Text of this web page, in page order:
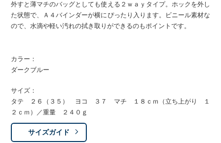
外すと薄マチのバッグとしても使える２ｗａｙタイプ。ホックを外し
た状態で、Ａ４バインダーが横にぴったり入ります。ビニール素材な
ので、水滴や軽い汚れの拭き取りができるのもポイントです。
カラー：
ダークブルー
サイズ：
タテ ２６（３５） ヨコ ３７ マチ １８ｃｍ（立ち上がり １
２ｃｍ）／重量 ２４０ｇ
サイズガイド